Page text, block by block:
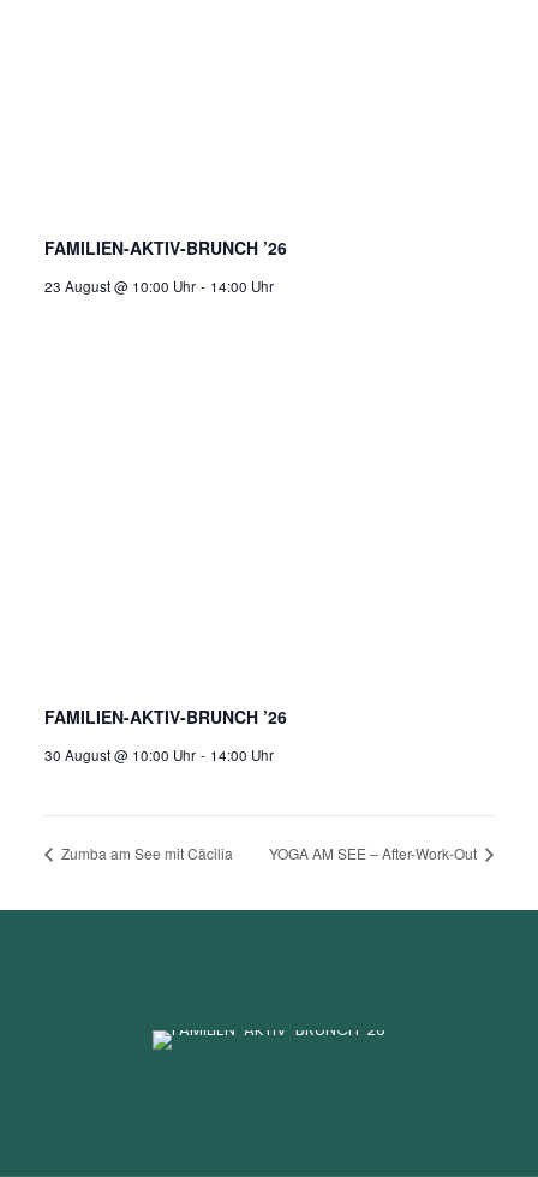
FAMILIEN-AKTIV-BRUNCH ’26
23 August @ 10:00 Uhr - 14:00 Uhr
FAMILIEN-AKTIV-BRUNCH ’26
30 August @ 10:00 Uhr - 14:00 Uhr
Zumba am See mit Cäcilia YOGA AM SEE – After-Work-Out